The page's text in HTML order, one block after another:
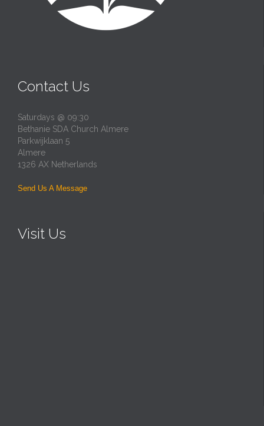
Contact Us
Saturdays @ 09:30
Bethanie SDA Church Almere
Parkwijklaan 5
Almere
1326 AX Netherlands
Send Us A Message
Visit Us